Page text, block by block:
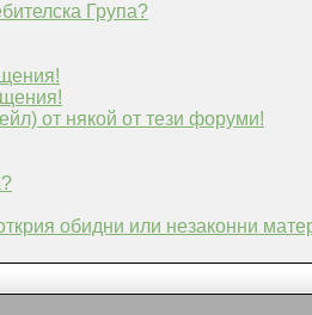
Група?
от някой от тези форуми!
обидни или незаконни